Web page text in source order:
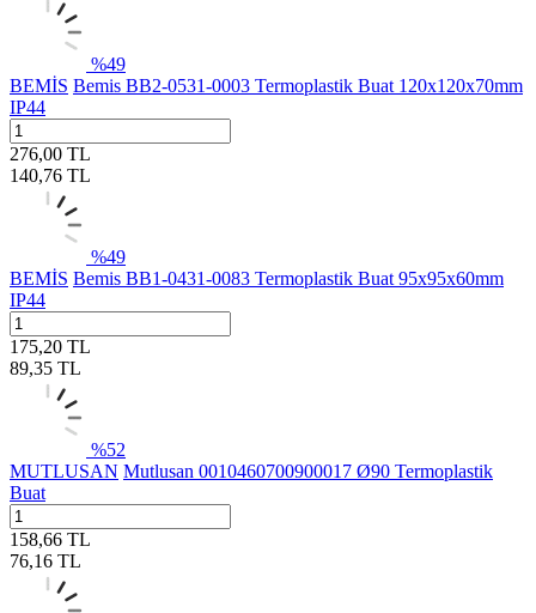
%49
BEMİS Bemis BB2-0531-0003 Termoplastik Buat 120x120x70mm
IP44
276,00 TL
140,76 TL
%49
BEMİS Bemis BB1-0431-0083 Termoplastik Buat 95x95x60mm
IP44
175,20 TL
89,35 TL
%52
MUTLUSAN Mutlusan 0010460700900017 Ø90 Termoplastik
Buat
158,66 TL
76,16 TL